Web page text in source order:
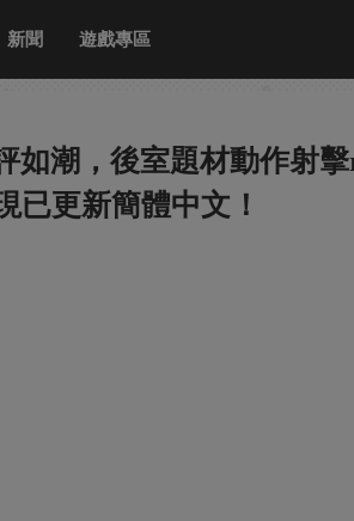
新聞 遊戲專區
如潮，後室題材動作射
已更新簡體中文！